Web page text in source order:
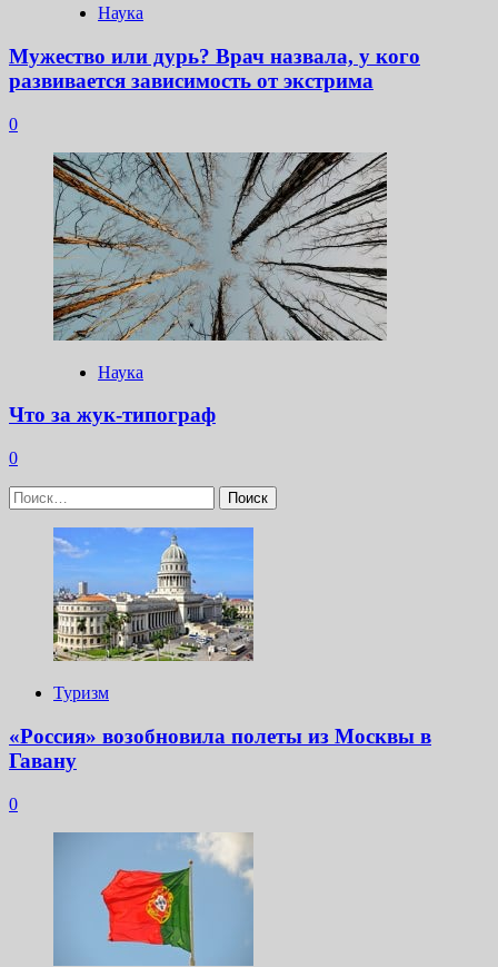
Наука
Мужество или дурь? Врач назвала, у кого
развивается зависимость от экстрима
0
Наука
Что за жук-типограф
0
Найти:
Туризм
«Россия» возобновила полеты из Москвы в
Гавану
0